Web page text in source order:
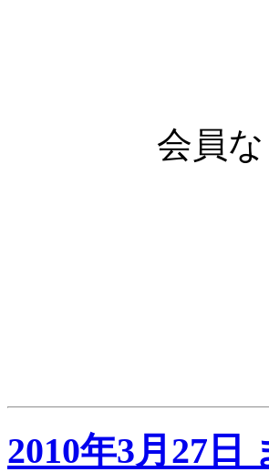
会員
2010年3月27日